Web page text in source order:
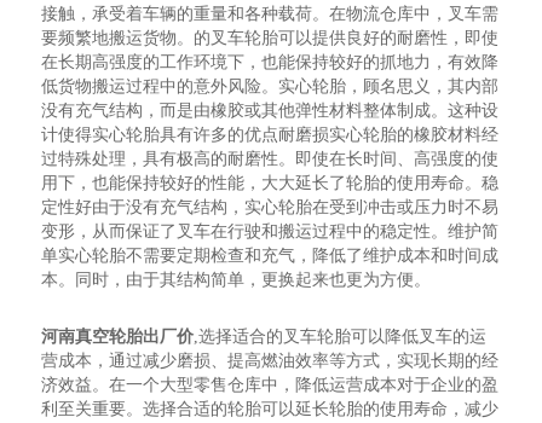
接触，承受着车辆的重量和各种载荷。在物流仓库中，叉车需
要频繁地搬运货物。的叉车轮胎可以提供良好的耐磨性，即使
在长期高强度的工作环境下，也能保持较好的抓地力，有效降
低货物搬运过程中的意外风险。实心轮胎，顾名思义，其内部
没有充气结构，而是由橡胶或其他弹性材料整体制成。这种设
计使得实心轮胎具有许多的优点耐磨损实心轮胎的橡胶材料经
过特殊处理，具有极高的耐磨性。即使在长时间、高强度的使
用下，也能保持较好的性能，大大延长了轮胎的使用寿命。稳
定性好由于没有充气结构，实心轮胎在受到冲击或压力时不易
变形，从而保证了叉车在行驶和搬运过程中的稳定性。维护简
单实心轮胎不需要定期检查和充气，降低了维护成本和时间成
本。同时，由于其结构简单，更换起来也更为方便。
河南真空轮胎出厂价,选择适合的叉车轮胎可以降低叉车的运
营成本，通过减少磨损、提高燃油效率等方式，实现长期的经
济效益。在一个大型零售仓库中，降低运营成本对于企业的盈
利至关重要。选择合适的轮胎可以延长轮胎的使用寿命，减少